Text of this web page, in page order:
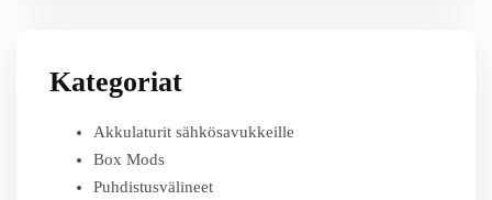
Kategoriat
Akkulaturit sähkösavukkeille
Box Mods
Puhdistusvälineet